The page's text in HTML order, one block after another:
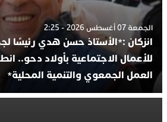
الجمعة 07 أغسطس 2026 - 2:25
انزكان :*الأستاذ حسن هدي رئيسًا
للأعمال الاجتماعية بأولاد دحو..
العمل الجمعوي والتنمية المحلية*